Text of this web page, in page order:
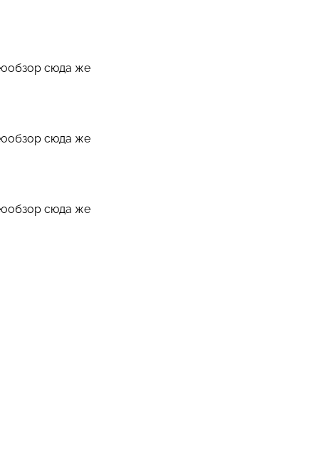
сюда же
сюда же
сюда же